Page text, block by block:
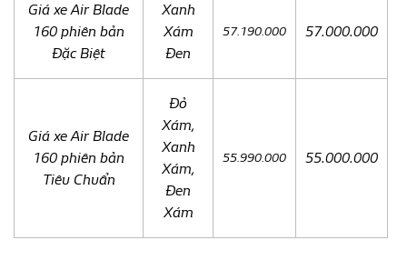
Giá xe Air Blade
160 phiên bản
Đặc Biệt
Xanh
Xám
Đen
57.190.000 57.000.000
Giá xe Air Blade
160 phiên bản
Tiêu Chuẩn
Đỏ
Xám,
Xanh
Xám,
Đen
Xám
55.990.000 55.000.000